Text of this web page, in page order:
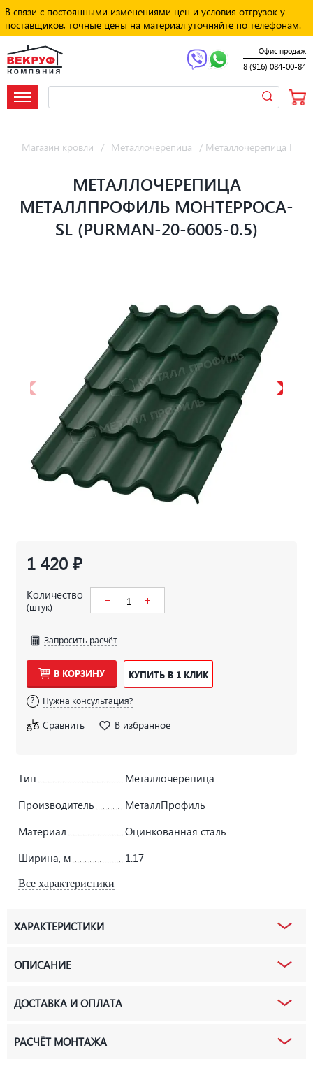
В связи с постоянными изменениями цен и условия отгрузок у
поставщиков, точные цены на материал уточняйте по телефонам.
Офис продаж
8 (916) 084-00-84
Магазин кровли / Металлочерепица / Металлочерепица
МЕТАЛЛОЧЕРЕПИЦА
МЕТАЛЛПРОФИЛЬ МОНТЕРРОСА-
SL (PURMAN-20-6005-0.5)
1 420 ₽
Количество
(штук)
Запросить расчёт
В КОРЗИНУ КУПИТЬ В 1 КЛИК
Нужна консультация?
Сравнить В избранное
Тип
Металлочерепица
Производитель
МеталлПрофиль
Материал
Оцинкованная сталь
Ширина, м
1.17
Все характеристики
ХАРАКТЕРИСТИКИ
ОПИСАНИЕ
ДОСТАВКА И ОПЛАТА
РАСЧЁТ МОНТАЖА